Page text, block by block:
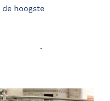
hoogste